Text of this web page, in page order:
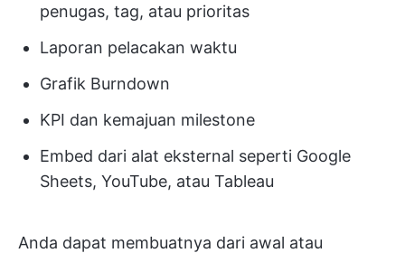
penugas, tag, atau prioritas
Laporan pelacakan waktu
Grafik Burndown
KPI dan kemajuan milestone
Embed dari alat eksternal seperti Google
Sheets, YouTube, atau Tableau
Anda dapat membuatnya dari awal atau